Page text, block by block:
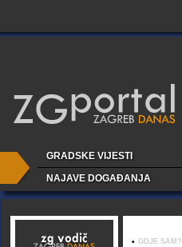
GRADSKE VIJESTI
NAJAVE DOGAĐANJA
• GDJE SAM?